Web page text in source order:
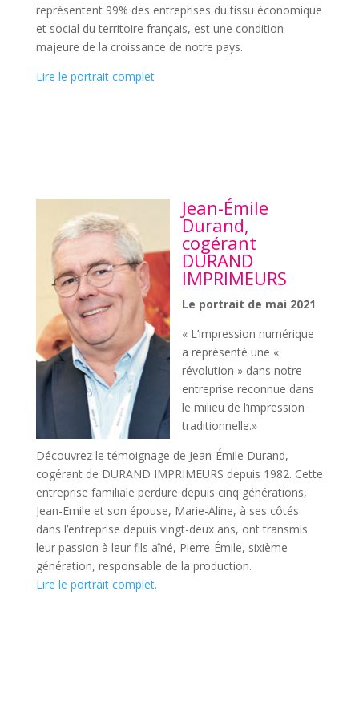
représentent 99% des entreprises du tissu économique
et social du territoire français, est une condition
majeure de la croissance de notre pays.
Lire le portrait complet
Jean-Émile
Durand,
cogérant
DURAND
IMPRIMEURS
Le portrait de mai 2021
« L’impression numérique
a représenté une «
révolution » dans notre
entreprise reconnue dans
le milieu de l’impression
traditionnelle.»
Découvrez le témoignage de Jean-Émile Durand,
cogérant de DURAND IMPRIMEURS depuis 1982. Cette
entreprise familiale perdure depuis cinq générations,
Jean-Emile et son épouse, Marie-Aline, à ses côtés
dans l’entreprise depuis vingt-deux ans, ont transmis
leur passion à leur fils aîné, Pierre-Émile, sixième
génération, responsable de la production.
Lire le portrait complet.